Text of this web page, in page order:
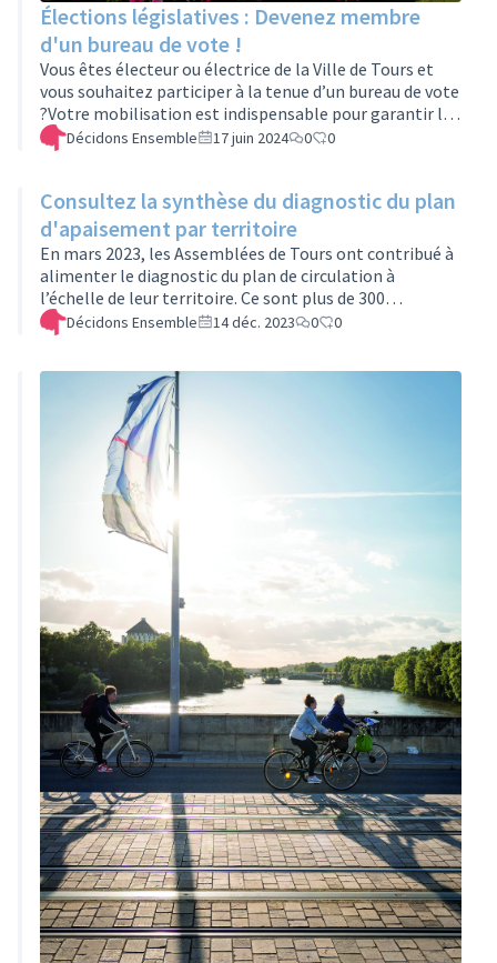
Élections législatives : Devenez membre
d'un bureau de vote !
Vous êtes électeur ou électrice de la Ville de Tours et
vous souhaitez participer à la tenue d’un bureau de vote
?Votre mobilisation est indispensable pour garantir le
bon déroulement du scrutin. La Ville de Tours recherche
ainsi dans l’urgence tous les électeurs et électrices
volontaire.Si vous êtes disponibles le 30 juin et/ou le 7
juillet, inscrivez-vous via le formulaire disponible en
cliquant iciPour tout
renseignement :2024elections@vi…
Décidons Ensemble 17 juin 2024 0 0
Consultez la synthèse du diagnostic du plan
d'apaisement par territoire
En mars 2023, les Assemblées de Tours ont contribué à
alimenter le diagnostic du plan de circulation à
l’échelle de leur territoire. Ce sont plus de 300
contributions qui ont été recueillies et analysées par le
bureau d’études Artelia. Vous trouverez en pièce-jointe
Décidons Ensemble 14 déc. 2023 0 0